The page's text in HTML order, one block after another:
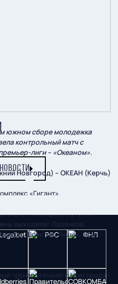
южном сборе молодежка
контрольный матч с
лиги – «Океаном».
Новгород) – ОКЕАН (Керчь)
«Гигант».
Никоноров, Сутугин,
выходили: Ладенков,
Шовитов, Якшин, Осин,
тренер «Нижнего Новгорода-